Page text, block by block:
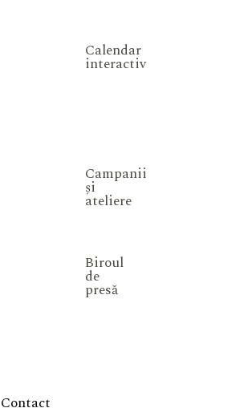
Calendar
interactiv
Campanii
și
ateliere
Biroul
de
presă
Contact